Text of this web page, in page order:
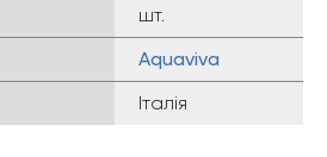
шт.
Aquaviva
Італія